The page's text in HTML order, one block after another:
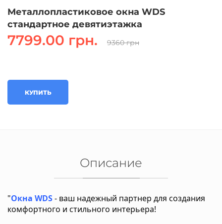
Металлопластиковое окна WDS
стандартное девятиэтажка
7799.00 грн. 9360 грн
КУПИТЬ
Описание
"Окна WDS- ваш надежный партнер для создания
комфортного и стильного интерьера!